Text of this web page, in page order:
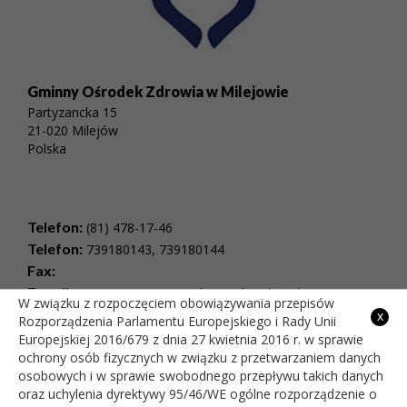
Gminny Ośrodek Zdrowia w Milejowie
Partyzancka 15
21-020 Milejów
Polska
Telefon: (81) 478-17-46
Telefon: 739180143, 739180144
Fax:
E-mail:rejestracjaspzoz@milejow.pl , Adres do e-
Doręczeń: AE:PL-36199-84870-VCEDT-23
NIP:505-01-29-804
REGON:384638699
Godziny pracy:
poniedziałek: 8:00 - 18:00
x
W związku z rozpoczęciem obowiązywania przepisów
Rozporządzenia Parlamentu Europejskiego i Rady Unii
Europejskiej 2016/679 z dnia 27 kwietnia 2016 r. w sprawie
ochrony osób fizycznych w związku z przetwarzaniem danych
osobowych i w sprawie swobodnego przepływu takich danych
oraz uchylenia dyrektywy 95/46/WE ogólne rozporządzenie o